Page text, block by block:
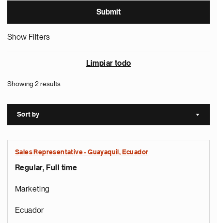
Show Filters
Limpiar todo
Showing 2 results
Sort by Sort
Sales Representative - Guayaquil, Ecuador
Regular, Full time
Marketing
Ecuador